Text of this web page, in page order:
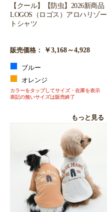
【クール】【防虫】2026新商品
LOGOS（ロゴス）アロハリゾー
トシャツ
販売価格： ￥3,168～4,928
ブルー
オレンジ
カラーをタップしてサイズ・在庫を表示
表記の無いサイズは販売終了
もっと見る